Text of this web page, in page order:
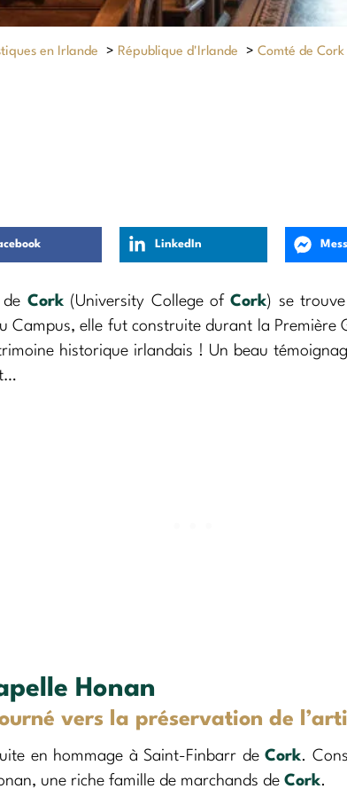
en Irlande > République d'Irlande > Comté de Cork
LinkedIn
de Cork(University College ofCork) se
Campus, elle fut construite durant la Première
historique irlandais ! Un beau
Honan
vers la préservation de
en hommage à Saint-Finbarr deCork.
une riche famille de marchands de Cork.